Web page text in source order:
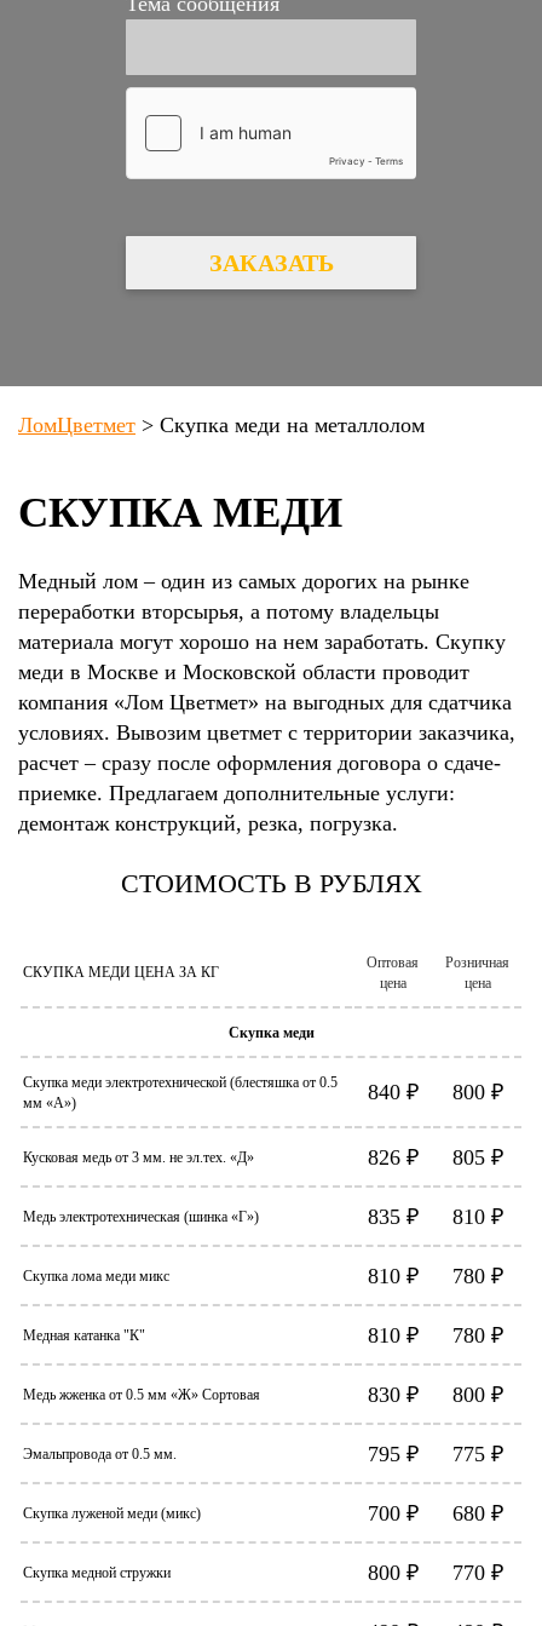
ЗАКАЗАТЬ
ЛомЦветмет > Скупка меди на металлолом
СКУПКА МЕДИ
Медный лом – один из самых дорогих на рынке
переработки вторсырья, а потому владельцы
материала могут хорошо на нем заработать. Скупку
меди в Москве и Московской области проводит
компания «Лом Цветмет» на выгодных для сдатчика
условиях. Вывозим цветмет с территории заказчика,
расчет – сразу после оформления договора о сдаче-
приемке. Предлагаем дополнительные услуги:
демонтаж конструкций, резка, погрузка.
СТОИМОСТЬ В РУБЛЯХ
CКУПКА МЕДИ ЦЕНА ЗА КГ
Оптовая
цена
Розничная
цена
Скупка меди
Скупка меди электротехнической (блестяшка от 0.5
мм «А»)
840 ₽ 800 ₽
Кусковая медь от 3 мм. не эл.тех. «Д» 826 ₽ 805 ₽
Медь электротехническая (шинка «Г») 835 ₽ 810 ₽
Скупка лома меди микс 810 ₽ 780 ₽
Медная катанка "К" 810 ₽ 780 ₽
Медь жженка от 0.5 мм «Ж» Сортовая 830 ₽ 800 ₽
Эмальпровода от 0.5 мм. 795 ₽ 775 ₽
Скупка луженой меди (микс) 700 ₽ 680 ₽
Скупка медной стружки 800 ₽ 770 ₽